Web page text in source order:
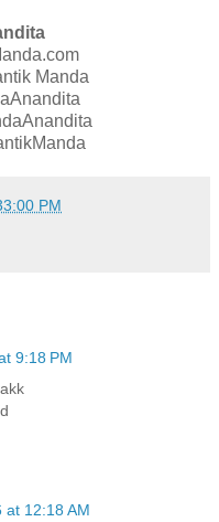
Manda
PM
9:18 PM
at 12:18 AM